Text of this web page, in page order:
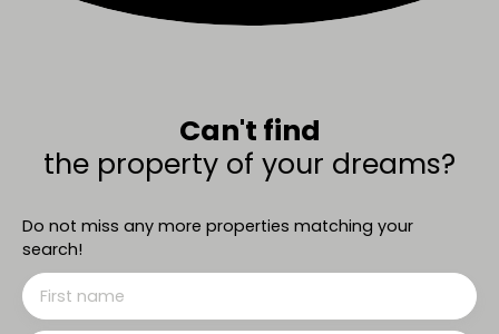
Can't find
the property of your dreams?
Do not miss any more properties matching your
search!
First name